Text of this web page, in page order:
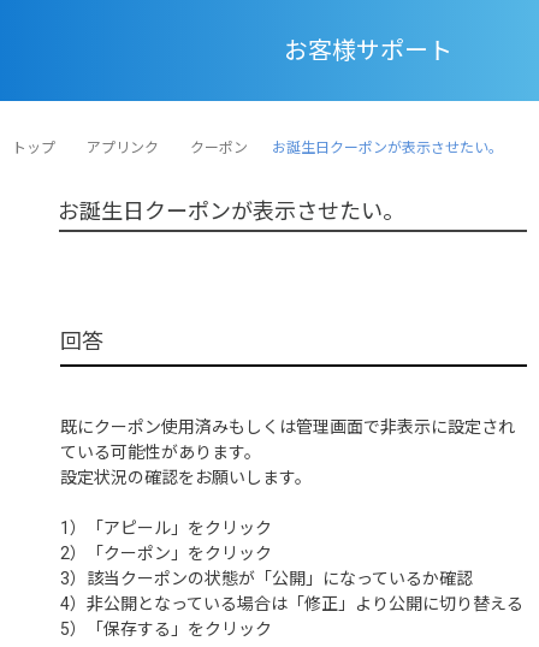
お客様サポート
トップ アプリンク クーポン お誕生日クーポンが表示させたい。
お誕生日クーポンが表示させたい。
既にクーポン使用済みもしくは管理画面で非表示に設定され
ている可能性があります。
設定状況の確認をお願いします。
1）「アピール」をクリック
2）「クーポン」をクリック
3）該当クーポンの状態が「公開」になっているか確認
4）非公開となっている場合は「修正」より公開に切り替える
5）「保存する」をクリック